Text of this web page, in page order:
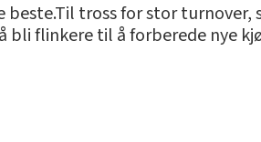
tross for stor turnover,
bli flinkere til å forberede nye